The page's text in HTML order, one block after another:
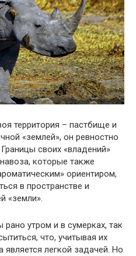
территория – пастбище и
«землей», он ревностно
своих «владений»
которые также
ориентиром,
в пространстве и
«земли».
утром и в сумерках, так
что, учитывая их
легкой задачей. Но